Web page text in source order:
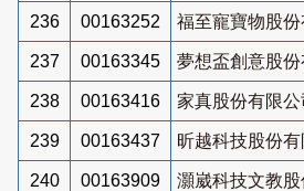
236 00163252 福至寵寶物股份
237 00163345 夢想盃創意股份
238 00163416 家真股份有限公
239 00163437 昕越科技股份有
240 00163909 灝崴科技文教股